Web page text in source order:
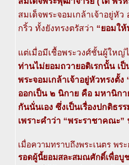
สมเด็จพระจอมเกล้าเจ้าอยู่หั
กริ้ว ทั้งยังทรงตรัสว่า “ยอมให้
แต่เมื่อมีเชื้อพระวงศ์ชั้นผู้ให
ท่านไม่ยอมถวายอดิเรกนั้น เ
พระจอมเกล้าเจ้าอยู่หัวทรงตั้
ออกเป็น ๒ นิกาย คือ มหานิก
กันนั่นเอง ซึ่งเป็นเรื่องปกติธ
เพราะคำว่า “พระราชาคณะ
เมื่อความทราบถึงพระเนตร พร
รอดผู้นี้ยอมสละสมณศักดิ์เพื่อบู